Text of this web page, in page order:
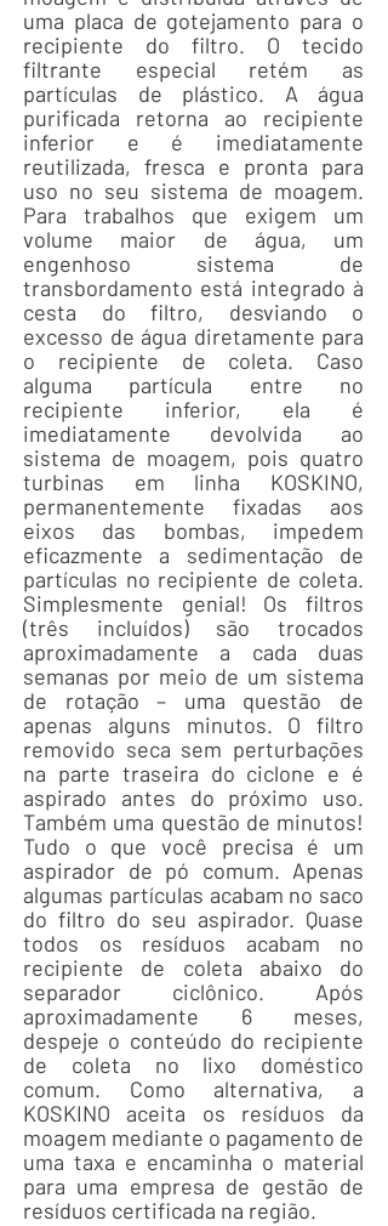
uma placa de gotejamento para o
recipiente do filtro. O tecido
filtrante especial retém as
partículas de plástico. A água
purificada retorna ao recipiente
inferior e é imediatamente
reutilizada, fresca e pronta para
uso no seu sistema de moagem.
Para trabalhos que exigem um
volume maior de água, um
engenhoso sistema de
transbordamento está integrado à
cesta do filtro, desviando o
excesso de água diretamente para
o recipiente de coleta. Caso
alguma partícula entre no
recipiente inferior, ela é
imediatamente devolvida ao
sistema de moagem, pois quatro
turbinas em linha KOSKINO,
permanentemente fixadas aos
eixos das bombas, impedem
eficazmente a sedimentação de
partículas no recipiente de coleta.
Simplesmente genial!
Os filtros
(três incluídos) são trocados
aproximadamente a cada duas
semanas por meio de um sistema
de rotação – uma questão de
apenas alguns minutos. O filtro
removido seca sem perturbações
na parte traseira do ciclone e é
aspirado antes do próximo uso.
Também uma questão de minutos!
Tudo o que você precisa é um
aspirador de pó comum. Apenas
algumas partículas acabam no saco
do filtro do seu aspirador. Quase
todos os resíduos acabam no
recipiente de coleta abaixo do
separador ciclônico. Após
aproximadamente 6 meses,
despeje o conteúdo do recipiente
de coleta no lixo doméstico
comum. Como alternativa, a
KOSKINO aceita os resíduos da
moagem mediante o pagamento de
uma taxa e encaminha o material
para uma empresa de gestão de
resíduos certificada na região.